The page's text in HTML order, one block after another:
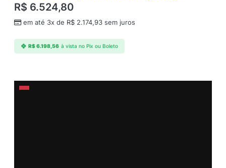
R$ 6.524,80
em até 3x de R$ 2.174,93 sem juros
R$6.198,56 à vista no Pix ou Boleto